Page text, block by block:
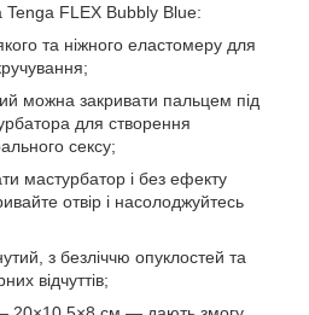
Tenga FLEX Bubbly Blue:
та ніжного еластомеру для
можна закривати пальцем під
для створення
сексу;
мастурбатор і без ефекту
отвір і насолоджуйтесь
з безліччю опуклостей та
відчуттів;